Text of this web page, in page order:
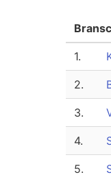
1.
2.
3.
4.
5.